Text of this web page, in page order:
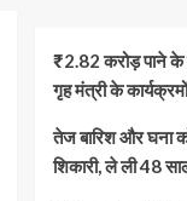
₹2.82 करोड़ पाने के
गृह मंत्री के
तेज बारिश और घना
शिकारी, ले ली 48